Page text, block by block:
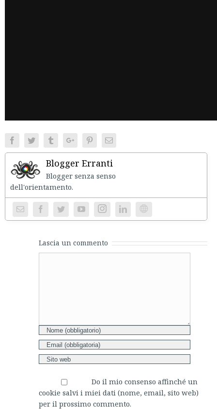
FacebookTwitter TumblrGoogle+PinterestEmail
Blogger Erranti
Blogger senza senso
Instagram Website
Lascia un commento
Do il mio consenso affinché un
cookie salvi i miei dati (nome, email, sito web)
per il prossimo commento.